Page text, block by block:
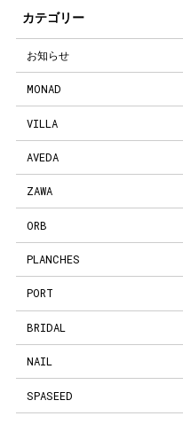
カテゴリー
お知らせ
MONAD
VILLA
AVEDA
ZAWA
ORB
PLANCHES
PORT
BRIDAL
NAIL
SPASEED